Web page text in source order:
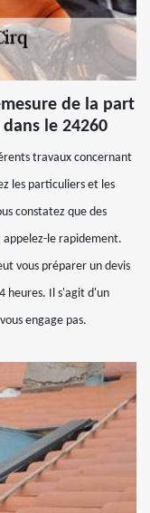
de la part
le 24260
travaux concernant
les particuliers et les
constatez que des
le rapidement.
vous préparer un devis
heures. Il s'agit d'un
engage pas.